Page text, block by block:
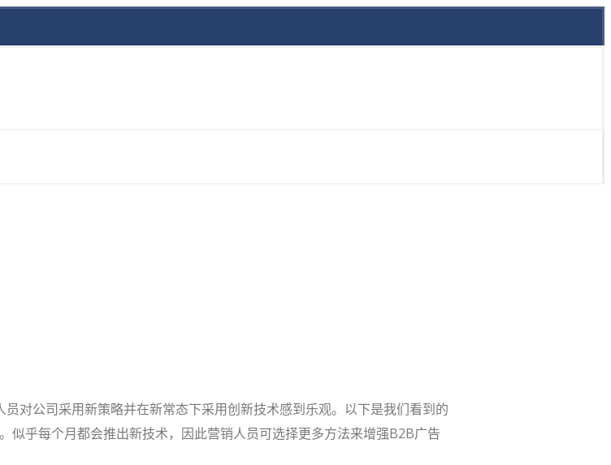
对公司采用新策略并在新常态下采用创新技术感到乐观。以下是我们看到的
乎每个月都会推出新技术，因此营销人员可选择更多方法来增强B2B广告